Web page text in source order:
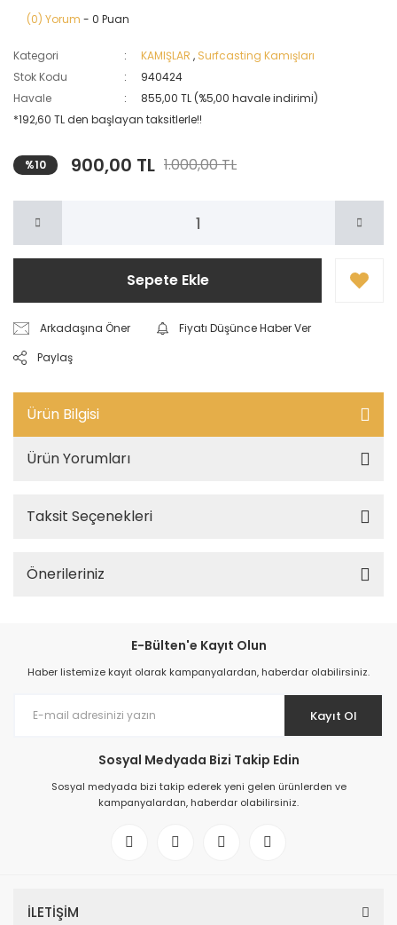
(0) Yorum - 0 Puan
Kategori KAMIŞLAR , Surfcasting Kamışları
Stok Kodu
940424
Havale
855,00 TL (%5,00 havale indirimi)
*192,60 TL den başlayan taksitlerle!!
%10 900,00 TL 1.000,00 TL
Sepete Ekle
Arkadaşına Öner
Fiyatı Düşünce Haber Ver
Paylaş
Ürün Bilgisi
Ürün Yorumları
Taksit Seçenekleri
Önerileriniz
E-Bülten'e Kayıt Olun
Haber listemize kayıt olarak kampanyalardan, haberdar olabilirsiniz.
Kayıt Ol
Sosyal Medyada Bizi Takip Edin
Sosyal medyada bizi takip ederek yeni gelen ürünlerden ve
kampanyalardan, haberdar olabilirsiniz.
İLETİŞİM